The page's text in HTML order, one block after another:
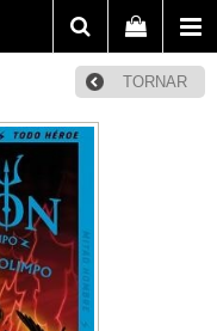
TORNAR